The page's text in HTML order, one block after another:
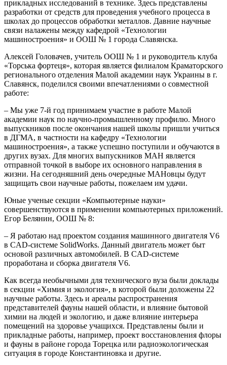
прикладных исследований в технике. Здесь представлены
разработки от средств для проведения учебного процесса в
школах до процессов обработки металлов. Давние научные
связи налажены между кафедрой «Технологии
машиностроения» и ООШ № 1 города Славянска.
Алексей Головачев, учитель ООШ № 1 и руководитель клуба
«Торська фортеця», которая является филиалом Краматорского
регионального отделения Малой академии наук Украины в г.
Славянск, поделился своими впечатлениями о совместной
работе:
– Мы уже 7-й год принимаем участие в работе Малой
академии наук по научно-промышленному профилю. Много
выпускников после окончания нашей школы пришли учиться
в ДГМА, в частности на кафедру «Технологии
машиностроения», а также успешно поступили и обучаются в
других вузах. Для многих выпускников МАН является
отправной точкой в выборе их основного направления в
жизни. На сегодняшний день очередные МАНовцы будут
защищать свои научные работы, пожелаем им удачи.
Юные ученые секции «Компьютерные науки»
совершенствуются в применении компьютерных приложений.
Егор Белянин, ООШ № 8:
– Я работаю над проектом создания машинного двигателя V6
в CAD-системе SolidWorks. Данный двигатель может быт
основой различных автомобилей. В CAD-системе
проработана и сборка двигателя V6.
Как всегда необычными для технического вуза были доклады
в секции «Химия и экология», в которой были доложены 22
научные работы. Здесь и ареалы распространения
представителей фауны нашей области, и влияние бытовой
химии на людей и экологию, и даже влияние интерьера
помещений на здоровье учащихся. Представлены были и
прикладные работы, например, проект восстановления флоры
и фауны в районе города Торецка или радиоэкологическая
ситуация в городе Константиновка и другие.